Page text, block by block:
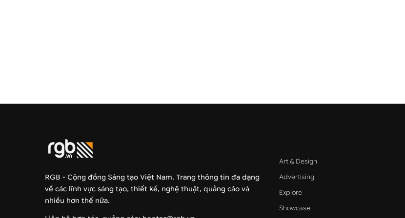
RGB - Cộng đồng Sáng tạo Việt Nam. Trang thông tin đa dạng
về các lĩnh vực sáng tạo, thiết kế, nghệ thuật, quảng cáo và
nhiều hơn thế nữa.
Art & Design
Advertising
Explore
Showcase